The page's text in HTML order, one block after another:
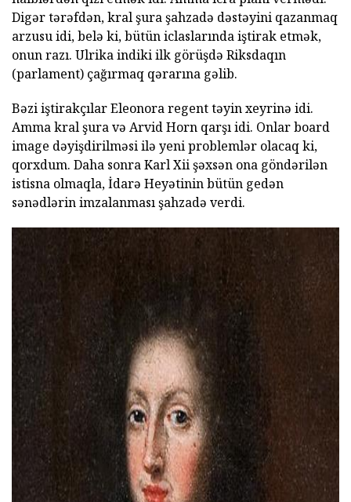
Digər tərəfdən, kral şura şahzadə dəstəyini qazanmaq
arzusu idi, belə ki, bütün iclaslarında iştirak etmək,
onun razı. Ulrika indiki ilk görüşdə Riksdaqın
(parlament) çağırmaq qərarına gəlib.
Bəzi iştirakçılar Eleonora regent təyin xeyrinə idi.
Amma kral şura və Arvid Horn qarşı idi. Onlar board
image dəyişdirilməsi ilə yeni problemlər olacaq ki,
qorxdum. Daha sonra Karl Xii şəxsən ona göndərilən
istisna olmaqla, İdarə Heyətinin bütün gedən
sənədlərin imzalanması şahzadə verdi.